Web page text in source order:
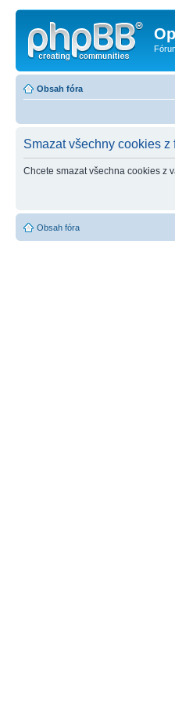
Obsah fóra
Smazat všechny cookies z
Chcete smazat všechna cookies z
Obsah fóra